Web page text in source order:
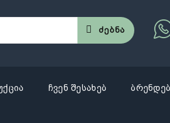
Ძებნა
ჩვენ შესახებ